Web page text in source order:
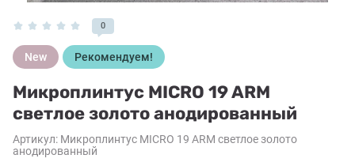
0
New Рекомендуем!
Микроплинтус MICRO 19 ARM
светлое золото анодированный
Артикул: Микроплинтус MICRO 19 ARM светлое золото
анодированный